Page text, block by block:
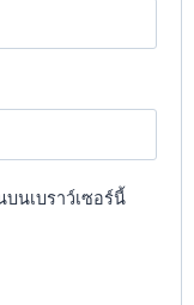
นเบราว์เซอร์นี้